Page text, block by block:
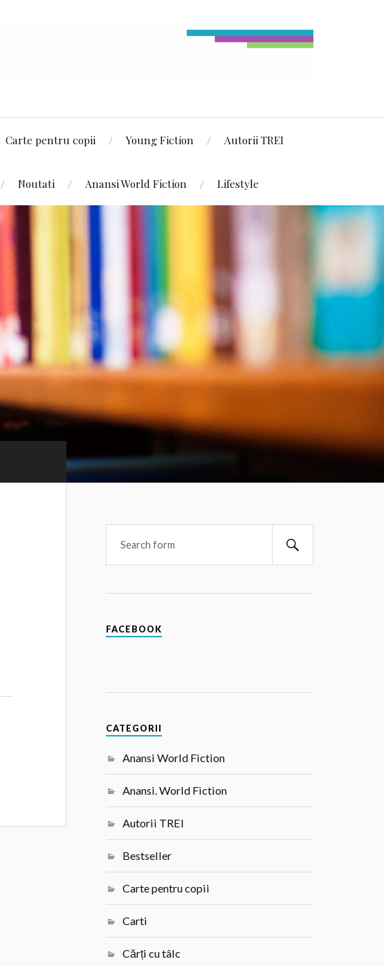
Carte pentru copii Young Fiction Autorii TREI
Noutati Anansi World Fiction Lifestyle
FACEBOOK
CATEGORII
Anansi World Fiction
Anansi. World Fiction
Autorii TREI
Bestseller
Carte pentru copii
Carti
Cărți cu tâlc